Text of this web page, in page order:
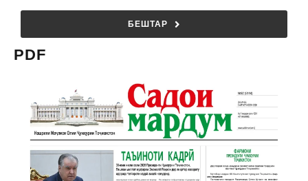
БЕШТАР
PDF